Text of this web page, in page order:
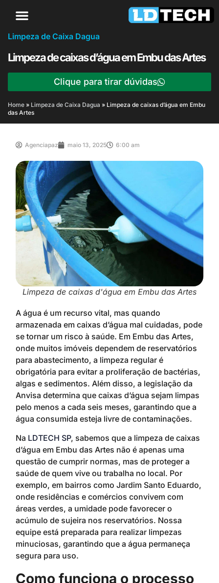
Limpeza de Caixa Dagua
Limpeza de caixas d’água em Embu das Artes
Clique para tirar dúvidas
Home » Limpeza de Caixa Dagua » Limpeza de caixas d’água em Embu
das Artes
Agenciapaz maio 13, 2025 6:00 am
Limpeza de caixas d'água em Embu das Artes
A água é um recurso vital, mas quando
armazenada em caixas d’água mal cuidadas, pode
se tornar um risco à saúde. Em Embu das Artes,
onde muitos imóveis dependem de reservatórios
para abastecimento, a limpeza regular é
obrigatória para evitar a proliferação de bactérias,
algas e sedimentos. Além disso, a legislação da
Anvisa determina que caixas d’água sejam limpas
pelo menos a cada seis meses, garantindo que a
água consumida esteja livre de contaminações.
Na LDTECH SP, sabemos que a limpeza de caixas
d’água em Embu das Artes não é apenas uma
questão de cumprir normas, mas de proteger a
saúde de quem vive ou trabalha no local. Por
exemplo, em bairros como Jardim Santo Eduardo,
onde residências e comércios convivem com
áreas verdes, a umidade pode favorecer o
acúmulo de sujeira nos reservatórios. Nossa
equipe está preparada para realizar limpezas
minuciosas, garantindo que a água permaneça
segura para uso.
Como funciona o processo